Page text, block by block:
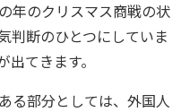
年のクリスマス商戦の状
判断のひとつにしていま
てきます。
る部分としては、外国人